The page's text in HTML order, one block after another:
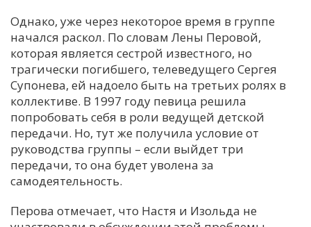
Однако, уже через некоторое время в группе
начался раскол. По словам Лены Перовой,
которая является сестрой известного, но
трагически погибшего, телеведущего Сергея
Супонева, ей надоело быть на третьих ролях в
коллективе. В 1997 году певица решила
попробовать себя в роли ведущей детской
передачи. Но, тут же получила условие от
руководства группы – если выйдет три
передачи, то она будет уволена за
самодеятельность.
Перова отмечает, что Настя и Изольда не